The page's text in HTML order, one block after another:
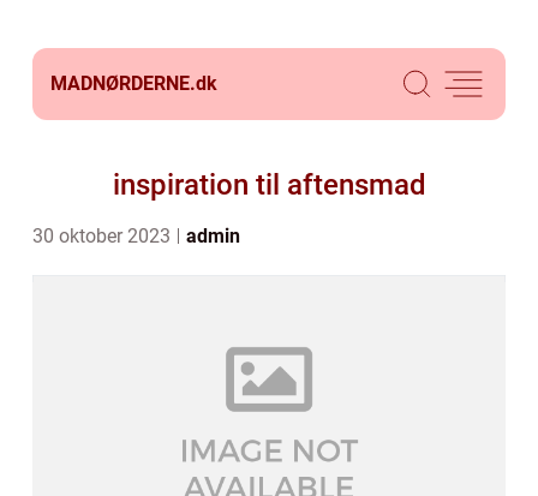
MADNØRDERNE.dk
inspiration til aftensmad
30 oktober 2023 admin